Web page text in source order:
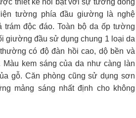
thiết kế nổi bật với sự tương đồng
tường phía đầu giường là nghệ
trám độc đáo. Toàn bộ da ốp tường
giường đầu sử dụng chung 1 loại da
có độ đàn hồi cao, dộ bền và
Màu kem sáng của da như càng làn
gỗ. Căn phòng cũng sử dụng sơn
mảng sáng nhất định cho không